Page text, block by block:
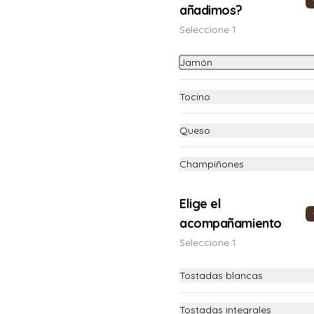
añadimos?
Seleccione 1
Jamón
Tocino
Queso
Champiñones
Elige el
acompañamiento
Seleccione 1
Tostadas blancas
Tostadas integrales